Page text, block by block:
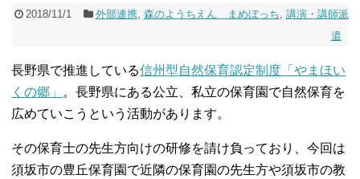
2018/11/1 外部連携, 森のようちえん まめぼっち, 講演・講師派
遣
長野県で推進している信州型自然保育認定制度「やまほい
くの郷」
。長野県にある公立、私立の保育園で自然保育を
広めていこうという活動があります。
その保育士の先生方向けの研修を請け負っており、今回は
須坂市の豊丘保育園で近隣の保育園の先生方や須坂市の教